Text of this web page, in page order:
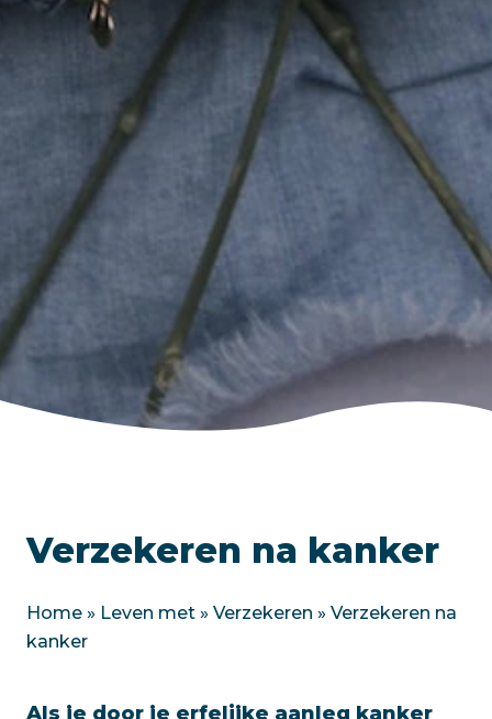
Verzekeren na kanker
Home » Leven met » Verzekeren » Verzekeren na
kanker
Als je door je erfelijke aanleg kanker